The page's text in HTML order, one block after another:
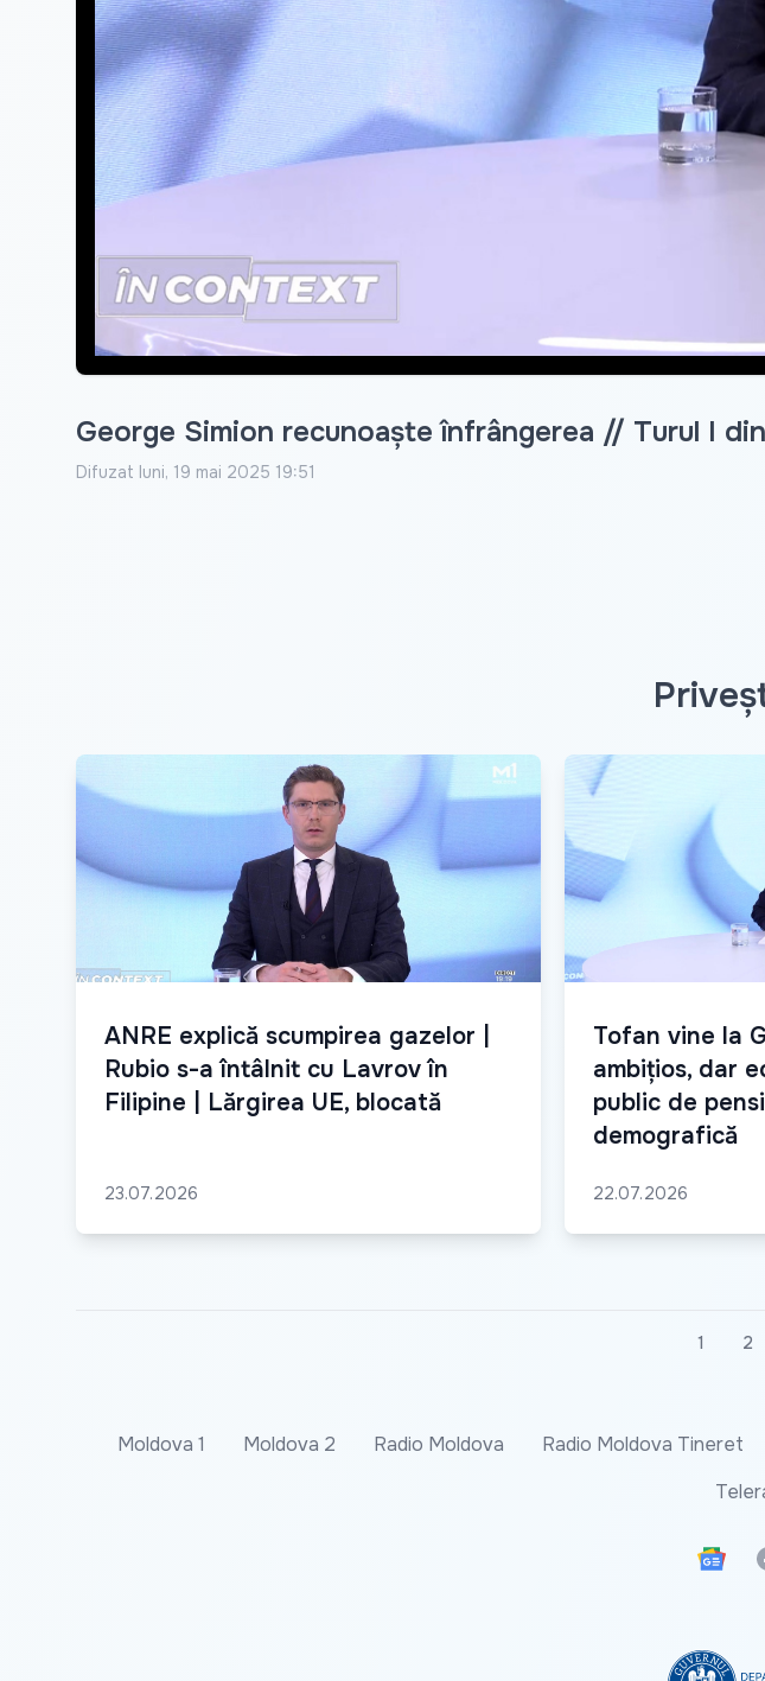
George Simion recunoaște înfrângerea // Turul I
Difuzat luni, 19 mai 2025 19:51
ANRE explică scumpirea gazelor |
Rubio s-a întâlnit cu Lavrov în
Filipine | Lărgirea UE, blocată
23.07.2026
Tofan vine la
ambițios, dar
public de
demografică
22.07.2026
1 2
Moldova 1 Moldova 2 Radio Moldova Radio Moldova Tineret